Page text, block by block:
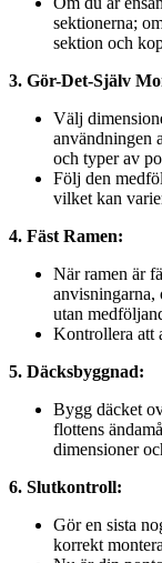
sektionerna;
sektion och
3. Gör-Det-Själv
Välj
användningen
och typer av
Följ den
vilket kan
4. Fäst Ramen:
När ramen är
anvisningarna,
utan
Kontrollera att
5. Däcksbyggnad:
Bygg däcket
flottens
dimensioner
6. Slutkontroll:
Gör en sista
korrekt